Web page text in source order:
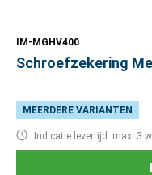
IM-MGHV400
Schroefzekering
MEERDERE VARIANTEN
Indicatie levertijd: max. 3